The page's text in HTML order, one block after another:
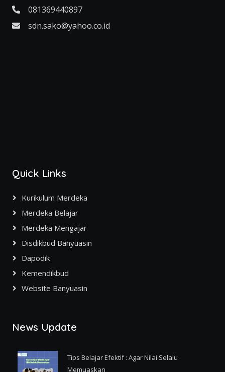
081369440897
sdn.sako@yahoo.co.id
Quick Links
Kurikulum Merdeka
Merdeka Belajar
Merdeka Mengajar
Disdikbud Banyuasin
Dapodik
Kemendikbud
Website Banyuasin
News Update
Tips Belajar Efektif : Agar Nilai Selalu
Memuaskan